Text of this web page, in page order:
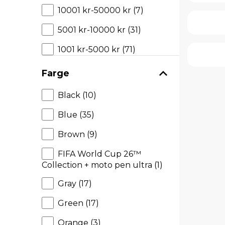
10001 kr-50000 kr (7)
5001 kr-10000 kr (31)
1001 kr-5000 kr (71)
Farge
Black (10)
Blue (35)
Brown (9)
FIFA World Cup 26™
Collection + moto pen ultra (1)
Gray (17)
Green (17)
Orange (3)